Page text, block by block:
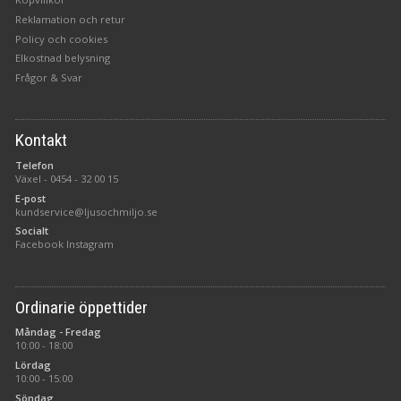
Reklamation och retur
Policy och cookies
Elkostnad belysning
Frågor & Svar
Kontakt
Telefon
Växel - 0454 - 32 00 15
E-post
kundservice@ljusochmiljo.se
Socialt
Facebook Instagram
Ordinarie öppettider
Måndag - Fredag
10:00 - 18:00
Lördag
10:00 - 15:00
Söndag